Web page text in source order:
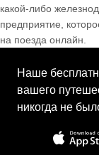
какой-либо
предприятие,
на поезда онлайн.
Наше
вашего
никогда не